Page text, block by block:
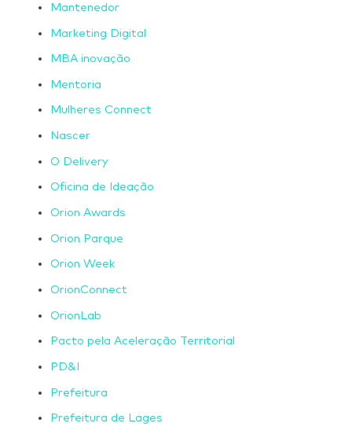
Mantenedor
Marketing Digital
MBA inovação
Mentoria
Mulheres Connect
Nascer
O Delivery
Oficina de Ideação
Orion Awards
Orion Parque
Orion Week
OrionConnect
OrionLab
Pacto pela Aceleração Territorial
PD&I
Prefeitura
Prefeitura de Lages